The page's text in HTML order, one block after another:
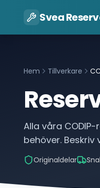
Svea
Hem Tillverkare
Alla våra CODIP-
behöver.
Originaldelar